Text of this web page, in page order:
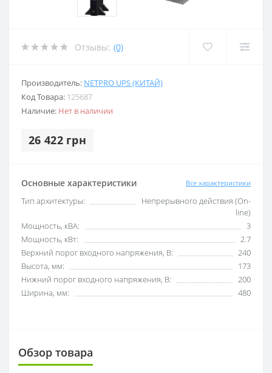
Отзывы: (0)
Производитель: NETPRO UPS (КИТАЙ)
Код Товара: 125687
Наличие: Нет в наличии
26 422 грн
Основные характеристики Все характеристики
Тип архитектуры:
Непрерывного действия (On-
line)
Мощность, кВА:
3
Мощность, кВт:
2.7
Верхний порог входного напряжения, В:
240
Высота, мм:
173
Нижний порог входного напряжения, В:
200
Ширина, мм:
480
Обзор товара